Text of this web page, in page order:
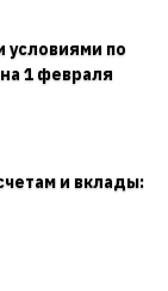
условиями по
1 февраля
и вклады: